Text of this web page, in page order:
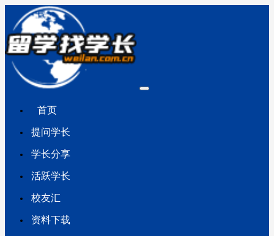
首页
提问学长
学长分享
活跃学长
校友汇
资料下载